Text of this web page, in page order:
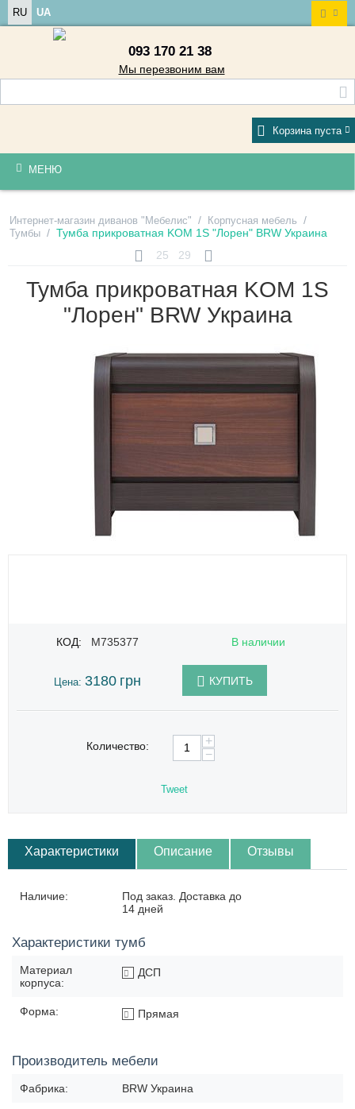
RU UA
093 170 21 38
Мы перезвоним вам
Корзина пуста
МЕНЮ
Интернет-магазин диванов "Мебелис" / Корпусная мебель /
Тумбы / Тумба прикроватная KOM 1S "Лорен" BRW Украина
25
29
Тумба прикроватная KOM 1S
"Лорен" BRW Украина
КОД: M735377 В наличии
Цена: 3180 грн КУПИТЬ
Количество:
+
−
Tweet
Характеристики Описание Отзывы
Наличие:
Под заказ. Доставка до
14 дней
Характеристики тумб
Материал
корпуса:
ДСП
Форма: Прямая
Производитель мебели
Фабрика: BRW Украина